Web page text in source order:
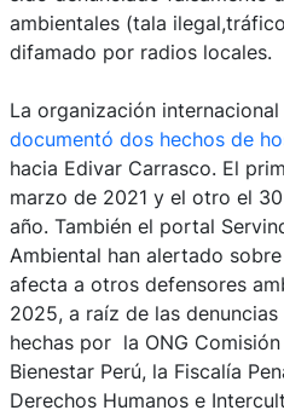
ambientales (tala
difamado por radios locales.
La organización
documentó dos hechos de
hacia Edivar Carrasco. El
marzo de 2021 y el otro el
año. También el portal
Ambiental han alertado
afecta a otros defensores
2025, a raíz de las
hechas por la ONG
Bienestar Perú, la Fiscalía
Derechos Humanos e